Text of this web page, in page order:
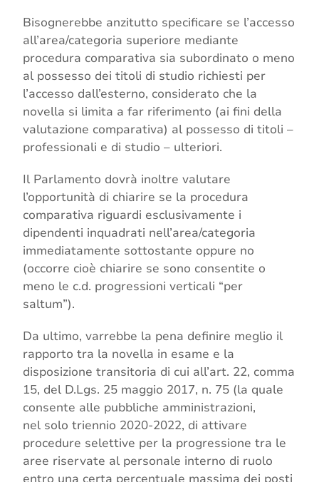
Bisognerebbe anzitutto specificare se l’accesso
all’area/categoria superiore mediante
procedura comparativa sia subordinato o meno
al possesso dei titoli di studio richiesti per
l’accesso dall’esterno, considerato che la
novella si limita a far riferimento (ai fini della
valutazione comparativa) al possesso di titoli –
professionali e di studio – ulteriori.
Il Parlamento dovrà inoltre valutare
l’opportunità di chiarire se la procedura
comparativa riguardi esclusivamente i
dipendenti inquadrati nell’area/categoria
immediatamente sottostante oppure no
(occorre cioè chiarire se sono consentite o
meno le c.d. progressioni verticali “per
saltum”).
Da ultimo, varrebbe la pena definire meglio il
rapporto tra la novella in esame e la
disposizione transitoria di cui all’art. 22, comma
15, del D.Lgs. 25 maggio 2017, n. 75 (la quale
consente alle pubbliche amministrazioni,
nel solo triennio 2020-2022, di attivare
procedure selettive per la progressione tra le
aree riservate al personale interno di ruolo